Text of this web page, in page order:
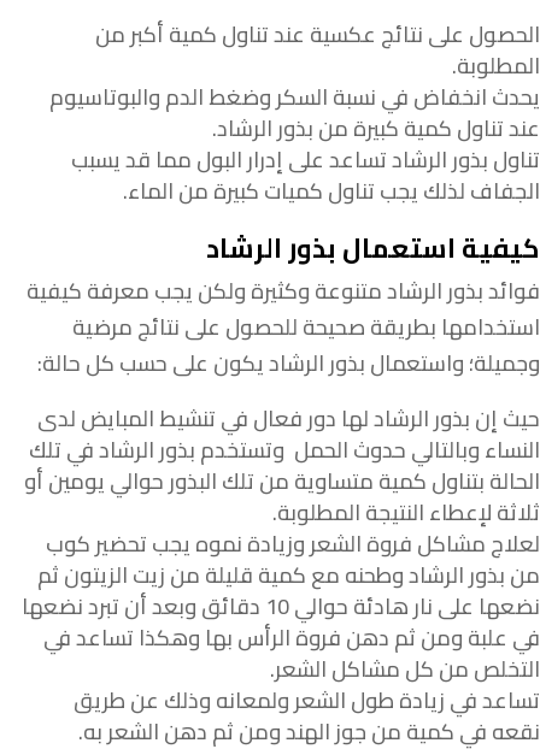
الحصول على نتائج عكسية عند تناول كمية أكبر من
المطلوبة.
يحدث انخفاض في نسبة السكر وضغط الدم والبوتاسيوم
عند تناول كمية كبيرة من بذور الرشاد.
تناول بذور الرشاد تساعد على إدرار البول مما قد يسبب
الجفاف لذلك يجب تناول كميات كبيرة من الماء.
كيفية استعمال بذور الرشاد
فوائد بذور الرشاد متنوعة وكثيرة ولكن يجب معرفة كيفية
استخدامها بطريقة صحيحة للحصول على نتائج مرضية
وجميلة؛ واستعمال بذور الرشاد يكون على حسب كل حالة:
حيث إن بذور الرشاد لها دور فعال في تنشيط المبايض لدى
النساء وبالتالي حدوث الحمل وتستخدم بذور الرشاد في تلك
الحالة بتناول كمية متساوية من تلك البذور حوالي يومين أو
ثلاثة لإعطاء النتيجة المطلوبة.
لعلاج مشاكل فروة الشعر وزيادة نموه يجب تحضير كوب
من بذور الرشاد وطحنه مع كمية قليلة من زيت الزيتون ثم
نضعها على نار هادئة حوالي 10 دقائق وبعد أن تبرد نضعها
في علبة ومن ثم دهن فروة الرأس بها وهكذا تساعد في
التخلص من كل مشاكل الشعر.
تساعد في زيادة طول الشعر ولمعانه وذلك عن طريق
نقعه في كمية من جوز الهند ومن ثم دهن الشعر به.